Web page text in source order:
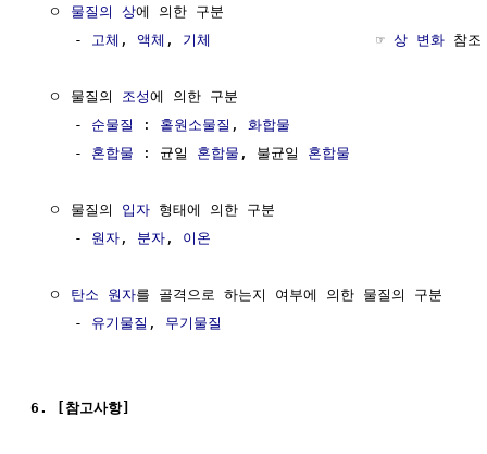
  ㅇ
물질의 상에 의한 구분
     -
고체 , 액체 , 기체
                   ☞
상 변화 참조
  ㅇ 물질의
조성에 의한 구분
     -
순물질 : 홑원소물질 , 화합물
     -
혼합물 : 균일 혼합물 , 불균일 혼합물
  ㅇ 물질의
입자 형태에 의한 구분
     -
원자 , 분자 , 이온
  ㅇ
탄소 원자를 골격으로 하는지 여부에 의한 물질의 구분
     -
유기물질 , 무기물질
6. [참고사항]